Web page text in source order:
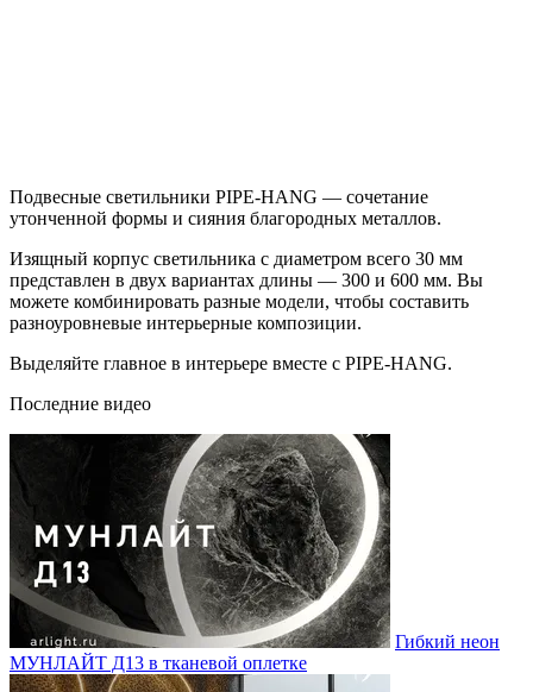
Подвесные светильники PIPE-HANG — сочетание
утонченной формы и сияния благородных металлов.
Изящный корпус светильника с диаметром всего 30 мм
представлен в двух вариантах длины — 300 и 600 мм. Вы
можете комбинировать разные модели, чтобы составить
разноуровневые интерьерные композиции.
Выделяйте главное в интерьере вместе с PIPE-HANG.
Последние видео
Гибкий неон
МУНЛАЙТ Д13 в тканевой оплетке